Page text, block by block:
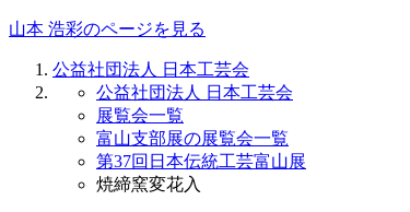
山本 浩彩のページを見る
公益社団法人 日本工芸会
公益社団法人 日本工芸会
展覧会一覧
富山支部展の展覧会一覧
第37回日本伝統工芸富山展
焼締窯変花入